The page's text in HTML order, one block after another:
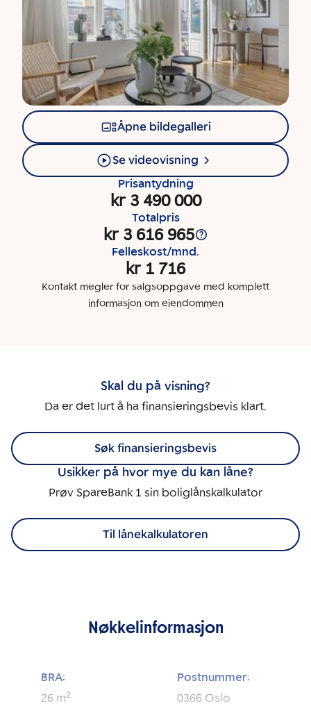
Åpne bildegalleri
Se videovisning
Prisantydning
kr 3 490 000
Totalpris
kr 3 616 965
Felleskost/mnd.
kr 1 716
Kontakt megler for salgsoppgave med komplett
informasjon om eiendommen
Skal du på visning?
Da er det lurt å ha finansieringsbevis klart.
Søk finansieringsbevis
Usikker på hvor mye du kan låne?
Prøv SpareBank 1 sin boliglånskalkulator
Til lånekalkulatoren
Nøkkelinformasjon
BRA:
26 m2
Postnummer:
0366 Oslo